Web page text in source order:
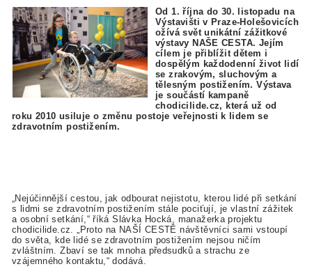
Od 1. října do 30. listopadu na
Výstavišti v Praze-Holešovicích
ožívá svět unikátní zážitkové
výstavy NAŠE CESTA. Jejím
cílem je přiblížit dětem i
dospělým každodenní život lidí
se zrakovým, sluchovým a
tělesným postižením. Výstava
je součástí kampaně
chodicilide.cz, která už od
roku 2010 usiluje o změnu postoje veřejnosti k lidem se
zdravotním postižením.
„Nejúčinnější cestou, jak odbourat nejistotu, kterou lidé při setkání
s lidmi se zdravotním postižením stále pociťují, je vlastní zážitek
a osobní setkání,“ říká Slávka Hocká, manažerka projektu
chodicilide.cz. „Proto na NAŠÍ CESTĚ návštěvníci sami vstoupí
do světa, kde lidé se zdravotním postižením nejsou ničím
zvláštním. Zbaví se tak mnoha předsudků a strachu ze
vzájemného kontaktu,“ dodává.